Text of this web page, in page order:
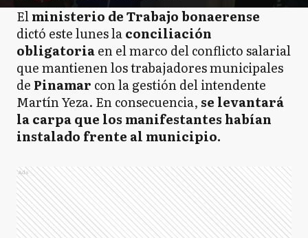
Elministerio de Trabajo bonaerense
dictó este lunes laconciliación
obligatoriaen el marco del conflicto salarial
que mantienen los trabajadores municipales
de Pinamar con la gestión del intendente
Martín Yeza. En consecuencia, se levantará
la carpa que los manifestantes habían
instalado frente al municipio.
Ads